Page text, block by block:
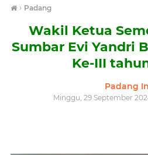
› Padang
Wakil Ketua
Sumbar Evi Yandri
Ke-III
Padang
Minggu, 29 September